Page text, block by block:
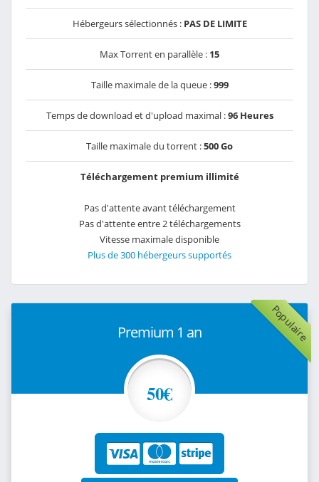
Hébergeurs sélectionnés : PAS DE LIMITE
Max Torrent en parallèle : 15
Taille maximale de la queue :999
Temps de download et d'upload maximal :96 Heures
Taille maximale du torrent :500 Go
Téléchargement premium illimité
Pas d'attente avant téléchargement
Pas d'attente entre 2 téléchargements
Vitesse maximale disponible
Plus de 300 hébergeurs supportés
Populaire
Premium 1 an
50€